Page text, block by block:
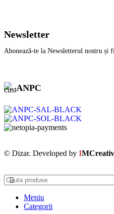
Newsletter
Abonează-te la Newsletterul nostru și
ANPC
© Dizar. Developed by I
Meniu
Categorii